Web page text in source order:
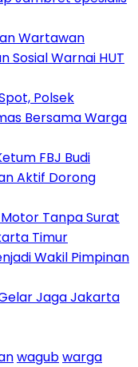
Wartawan
Sosial Warnai HUT
Polsek
Bersama Warga
FBJ Budi
Aktif Dorong
Tanpa Surat
Timur
Wakil Pimpinan
Jaga Jakarta
wagubwarga